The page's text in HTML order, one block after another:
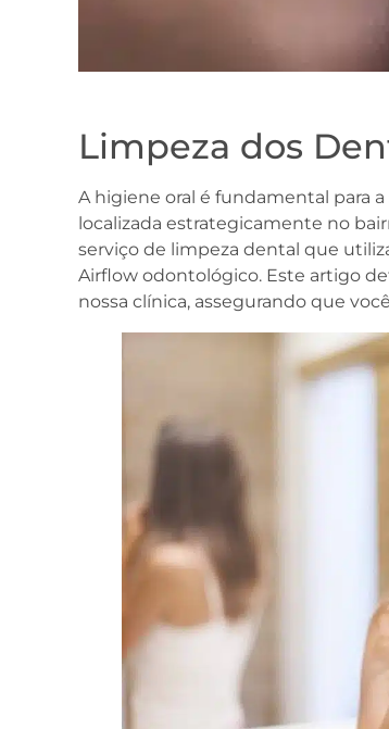
Limpeza dos
A higiene oral é fundamental para
localizada estrategicamente no
serviço de limpeza dental que
Airflow odontológico. Este artigo
nossa clínica, assegurando que